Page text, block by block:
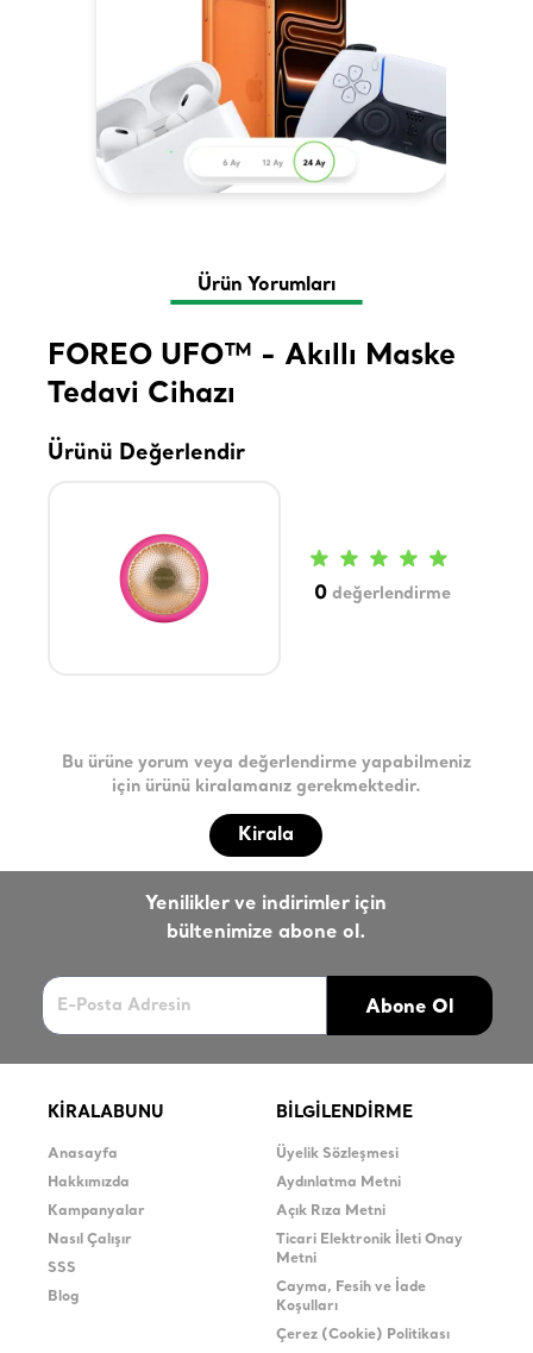
Ürün Yorumları
FOREO UFO™ - Akıllı Maske
Tedavi Cihazı
Ürünü Değerlendir
0 değerlendirme
Bu ürüne yorum veya değerlendirme yapabilmeniz
için ürünü kiralamanız gerekmektedir.
Kirala
Yenilikler ve indirimler için
bültenimize abone ol.
Abone Ol
KİRALABUNU
Anasayfa
Hakkımızda
Kampanyalar
Nasıl Çalışır
SSS
Blog
BİLGİLENDİRME
Üyelik Sözleşmesi
Aydınlatma Metni
Açık Rıza Metni
Ticari Elektronik İleti Onay
Metni
Cayma, Fesih ve İade
Koşulları
Çerez (Cookie) Politikası